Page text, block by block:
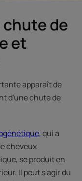
chute de
et
apparaît de
d'une chute de
, qui a
cheveux
se produit en
Il peut s'agir du